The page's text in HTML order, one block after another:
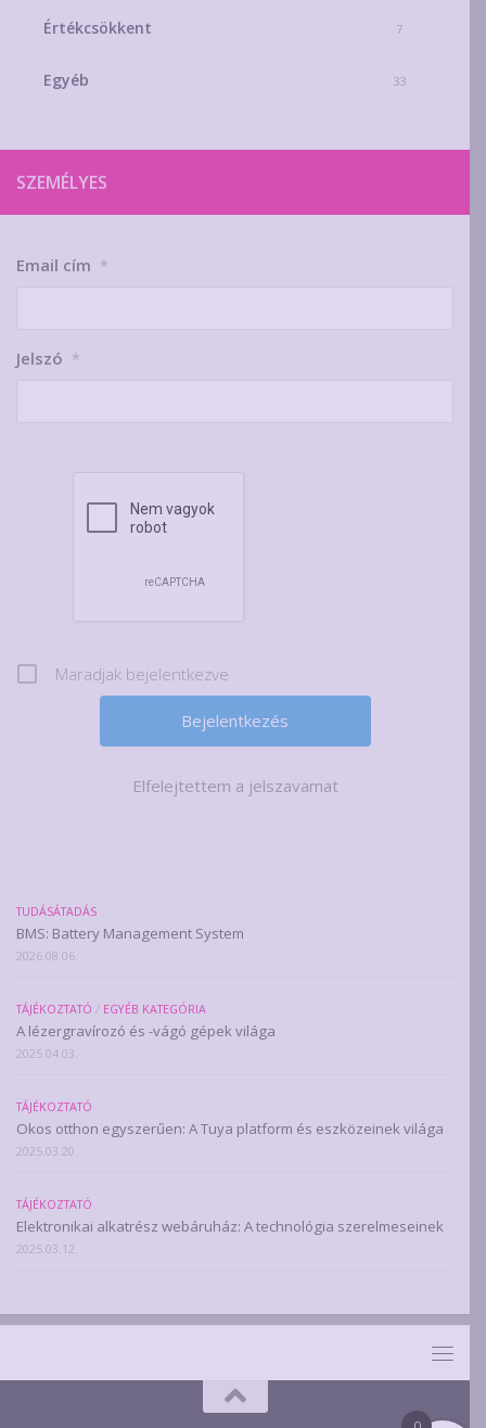
Értékcsökkent 7
Egyéb 33
SZEMÉLYES
Email cím *
Jelszó *
Maradjak bejelentkezve
Elfelejtettem a jelszavamat
TUDÁSÁTADÁS
BMS: Battery Management System
2026.08.06.
TÁJÉKOZTATÓ / EGYÉB KATEGÓRIA
A lézergravírozó és -vágó gépek világa
2025.04.03.
TÁJÉKOZTATÓ
Okos otthon egyszerűen: A Tuya platform és eszközeinek világa
2025.03.20.
TÁJÉKOZTATÓ
Elektronikai alkatrész webáruház: A technológia szerelmeseinek
2025.03.12.